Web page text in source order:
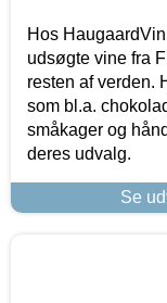
Hos
udsøgte vine fra
resten af verden.
som bl.a.
småkager og
deres udvalg.
Se